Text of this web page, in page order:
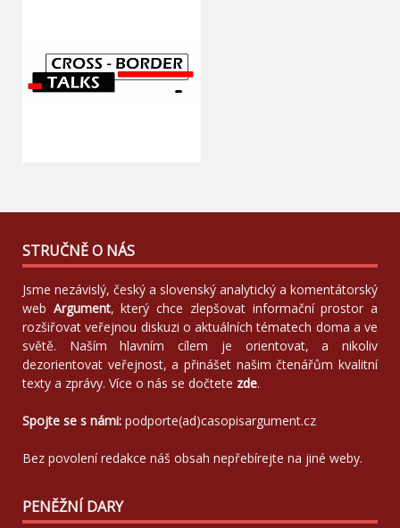
STRUČNĚ O NÁS
Jsme nezávislý, český a slovenský analytický a komentátorský
web Argument, který chce zlepšovat informační prostor a
rozšiřovat veřejnou diskuzi o aktuálních tématech doma a ve
světě. Naším hlavním cílem je orientovat, a nikoliv
dezorientovat veřejnost, a přinášet našim čtenářům kvalitní
texty a zprávy. Více o nás se dočtete zde.
Spojte se s námi: podporte(ad)casopisargument.cz
Bez povolení redakce náš obsah nepřebírejte na jiné weby.
PENĚŽNÍ DARY